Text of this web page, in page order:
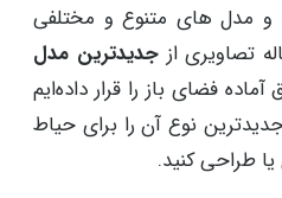
مدل های متنوع و مختلفی
تصاویری ازجدیدترین مدل
فضای باز را قرار داده‌ایم
نوع آن را برای حیاط
طراحی کنید.